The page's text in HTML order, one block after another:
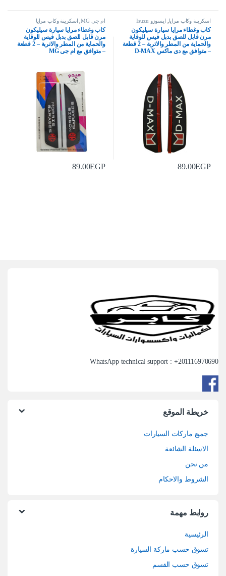
اسكرينة وكاب مرايا ايسوزو Isuzu
كاب وغطاء مرايا سيارة سيليكون
مرن قابل للصق بدبل فيس للوقاية
والحماية من المطر والاتربة – 2 قطعة
– متوافق مع دى ماكس D-MAX
89.00EGP
ام جى MG , اسكرينة وكاب مرايا
كاب وغطاء مرايا سيارة سيليكون
مرن قابل للصق بدبل فيس للوقاية
والحماية من المطر والاتربة – 2 قطعة
– متوافق مع ام جى MG
89.00EGP
WhatsApp technical support : +201116970690
خريطة الموقع
جميع ماركات السيارات
الاسئلة الشائعة
من نحن
الشروط والاحكام
روابط مهمة
الرئيسية
تسوق حسب ماركة السيارة
تسوق حسب القسم